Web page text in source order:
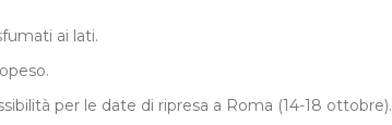
ai lati.
per le date di ripresa a Roma (14-18 ottobre).